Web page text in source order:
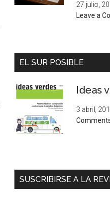
27 julio,
Leave a
EL SUR POSIBLE
Ideas
3 abril,
SUSCRIBIRSE A LA